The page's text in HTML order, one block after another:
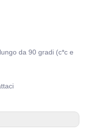
da 90 gradi (c*c e